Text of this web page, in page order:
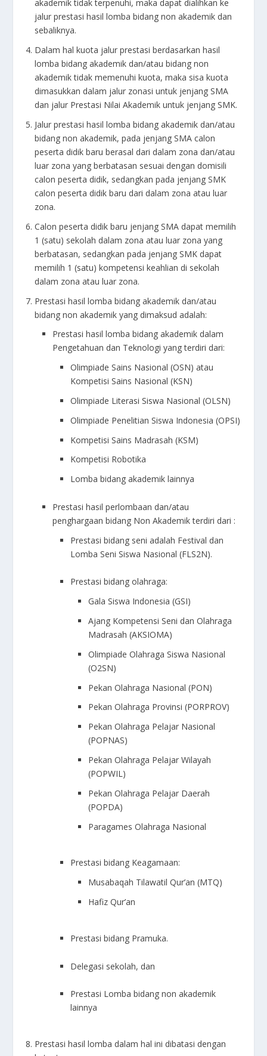
akademik tidak terpenuhi, maka dapat dialihkan ke
jalur prestasi hasil lomba bidang non akademik dan
sebaliknya.
Dalam hal kuota jalur prestasi berdasarkan hasil
lomba bidang akademik dan/atau bidang non
akademik tidak memenuhi kuota, maka sisa kuota
dimasukkan dalam jalur zonasi untuk jenjang SMA
dan jalur Prestasi Nilai Akademik untuk jenjang SMK.
Jalur prestasi hasil lomba bidang akademik dan/atau
bidang non akademik, pada jenjang SMA calon
peserta didik baru berasal dari dalam zona dan/atau
luar zona yang berbatasan sesuai dengan domisili
calon peserta didik, sedangkan pada jenjang SMK
calon peserta didik baru dari dalam zona atau luar
zona.
Calon peserta didik baru jenjang SMA dapat memilih
1 (satu) sekolah dalam zona atau luar zona yang
berbatasan, sedangkan pada jenjang SMK dapat
memilih 1 (satu) kompetensi keahlian di sekolah
dalam zona atau luar zona.
Prestasi hasil lomba bidang akademik dan/atau
bidang non akademik yang dimaksud adalah:
Prestasi hasil lomba bidang akademik dalam
Pengetahuan dan Teknologi yang terdiri dari:
Olimpiade Sains Nasional (OSN) atau
Kompetisi Sains Nasional (KSN)
Olimpiade Literasi Siswa Nasional (OLSN)
Olimpiade Penelitian Siswa Indonesia (OPSI)
Kompetisi Sains Madrasah (KSM)
Kompetisi Robotika
Lomba bidang akademik lainnya
Prestasi hasil perlombaan dan/atau
penghargaan bidang Non Akademik terdiri dari :
Prestasi bidang seni adalah Festival dan
Lomba Seni Siswa Nasional (FLS2N).
Prestasi bidang olahraga:
Gala Siswa Indonesia (GSI)
Ajang Kompetensi Seni dan Olahraga
Madrasah (AKSIOMA)
Olimpiade Olahraga Siswa Nasional
(O2SN)
Pekan Olahraga Nasional (PON)
Pekan Olahraga Provinsi (PORPROV)
Pekan Olahraga Pelajar Nasional
(POPNAS)
Pekan Olahraga Pelajar Wilayah
(POPWIL)
Pekan Olahraga Pelajar Daerah
(POPDA)
Paragames Olahraga Nasional
Prestasi bidang Keagamaan:
Musabaqah Tilawatil Qur’an (MTQ)
Hafiz Qur’an
Prestasi bidang Pramuka.
Delegasi sekolah, dan
Prestasi Lomba bidang non akademik
lainnya
Prestasi hasil lomba dalam hal ini dibatasi dengan